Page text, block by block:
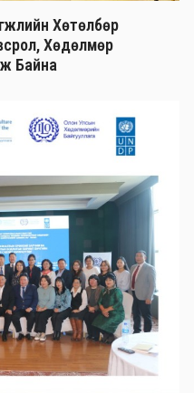
Хөтөлбөр
Хөдөлмөр
Байна